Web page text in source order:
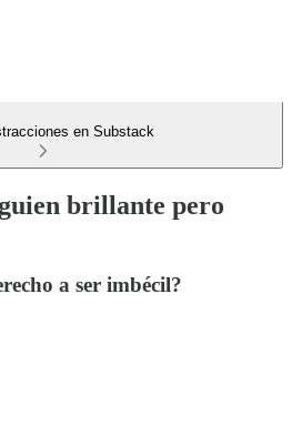
en Substack
brillante pero
a ser imbécil?